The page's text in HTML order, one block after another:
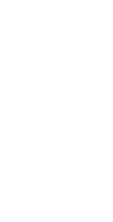
vì có thể làm hư hỏng sản phẩm .